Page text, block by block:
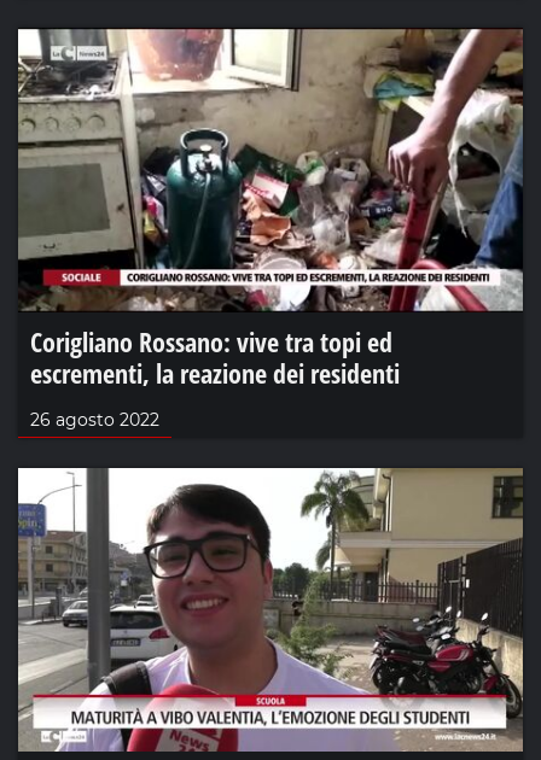
Corigliano Rossano: vive tra topi ed
escrementi, la reazione dei residenti
26 agosto 2022